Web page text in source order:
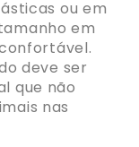
ou em
em
deve ser
que não
nas